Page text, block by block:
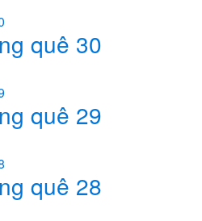
quê 30
quê 29
quê 28